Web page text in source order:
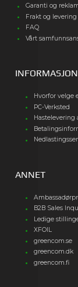
Garanti og
Frakt og levering
FAQ
Vårt
INFORMASJON
Hvorfor velge
PC-Verksted
Hastelevering
ANNET
B2B Sales
Ledige
XFOIL
greencom.se
greencom.dk
greencom.fi